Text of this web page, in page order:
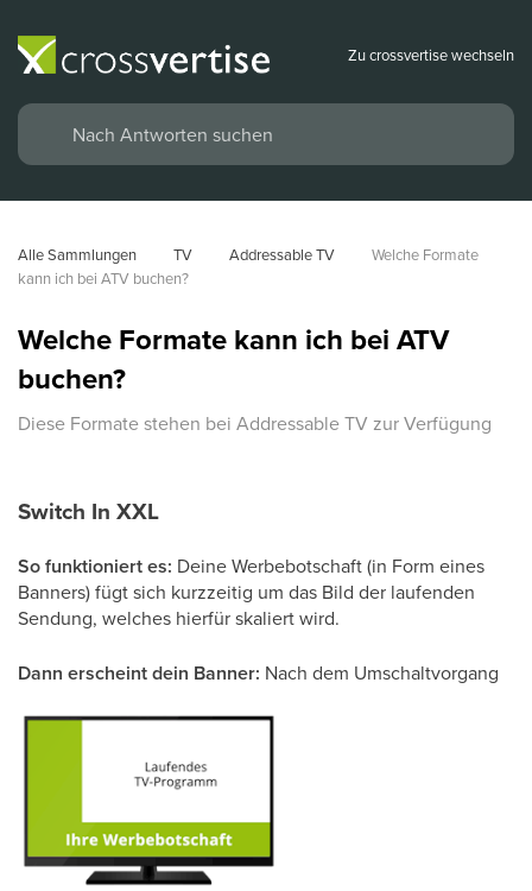
Zu crossvertise wechseln
Alle Sammlungen TV Addressable TV
Welche Formate
kann ich bei ATV buchen?
Welche Formate kann ich bei ATV
buchen?
Diese Formate stehen bei Addressable TV zur Verfügung
Switch In XXL
So funktioniert es: Deine Werbebotschaft (in Form eines
Banners) fügt sich kurzzeitig um das Bild der laufenden
Sendung, welches hierfür skaliert wird.
Dann erscheint dein Banner: Nach dem Umschaltvorgang